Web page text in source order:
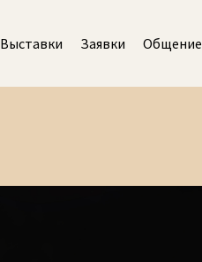
Выставки Заявки Общение